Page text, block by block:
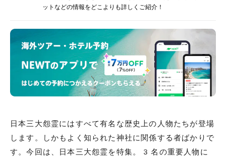
ットなどの情報をどこよりも詳しくご紹介！
日本三大怨霊にはすべて有名な歴史上の人物たちが登場
します。しかもよく知られた神社に関係する者ばかりで
す。今回は、日本三大怨霊を特集。3名の重要人物に